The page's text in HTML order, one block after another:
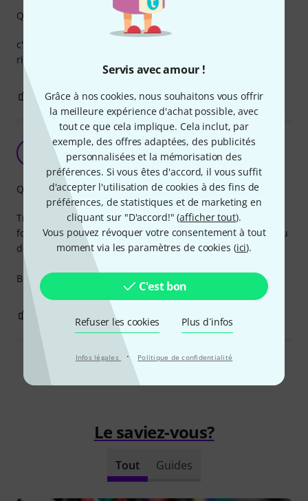
Servis avec amour !
Grâce à nos cookies, nous souhaitons vous offrir
la meilleure expérience d'achat possible, avec
tout ce que cela implique. Cela inclut, par
exemple, des offres adaptées, des publicités
personnalisées et la mémorisation des
préférences. Si vous êtes d'accord, il vous suffit
d'accepter l'utilisation de cookies à des fins de
préférences, de statistiques et de marketing en
cliquant sur "D'accord!" (afficher tout).
Vous pouvez révoquer votre consentement à tout
moment via les paramètres de cookies (ici).
C'est bon
Refuser les cookies Plus d´infos
Infos légales · Politique de confidentialité
c'est pas le genre de longueur très exposé, alors ca ne
risque pas grand chose sur un plateau.
Qualité de fabrication
0 0 SIGNALER L'ÉVALUATION
Toujours en avoir sous le coude
Striker90 26.03.2020
Très utile dans un rack ou quand on veut inverser la
fonction d'un multipaire quand mon manque d'entrées...ou
de sorties.
Bonne qualité de fabrication.
Qualité de fabrication
Lire toutes les évaluations
Le saviez-vous?
Tout Guides